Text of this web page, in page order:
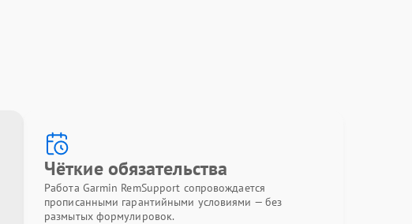
Чёткие обязательства
Работа Garmin RemSupport сопровождается
прописанными гарантийными условиями — без
размытых формулировок.